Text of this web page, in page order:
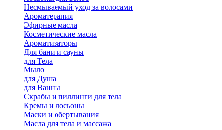
Несмываемый уход за волосами
Ароматерапия
Эфирные масла
Косметические масла
Ароматизаторы
Для бани и сауны
для Тела
Мыло
для Душа
для Ванны
Скрабы и пиллинги для тела
Кремы и лосьоны
Маски и обертывания
Масла для тела и массажа